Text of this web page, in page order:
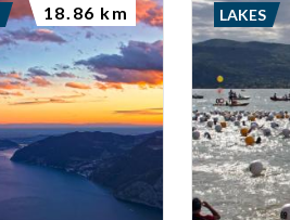
18.86 km LAKES